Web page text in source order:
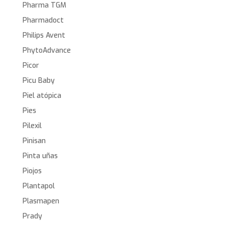
Pharma TGM
Pharmadoct
Philips Avent
PhytoAdvance
Picor
Picu Baby
Piel atópica
Pies
Pilexil
Pinisan
Pinta uñas
Piojos
Plantapol
Plasmapen
Prady